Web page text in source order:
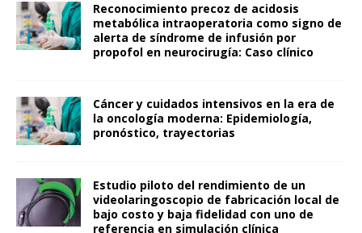
Reconocimiento precoz de acidosis
metabólica intraoperatoria como signo de
alerta de síndrome de infusión por
propofol en neurocirugía: Caso clínico
Cáncer y cuidados intensivos en la era de
la oncología moderna: Epidemiología,
pronóstico, trayectorias
Estudio piloto del rendimiento de un
videolaringoscopio de fabricación local de
bajo costo y baja fidelidad con uno de
referencia en simulación clínica